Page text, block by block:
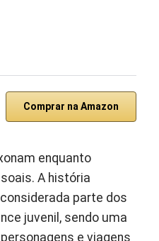
Comprar na Amazon
enquanto
A história
parte dos
juvenil, sendo uma
e viagens